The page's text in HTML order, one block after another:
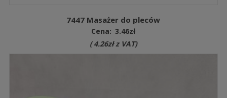
7447 Masażer do pleców
Cena: 3.46zł
( 4.26złz VAT)